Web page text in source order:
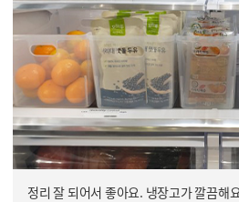
정리 잘 되어서 좋아요. 냉장고가 깔끔해